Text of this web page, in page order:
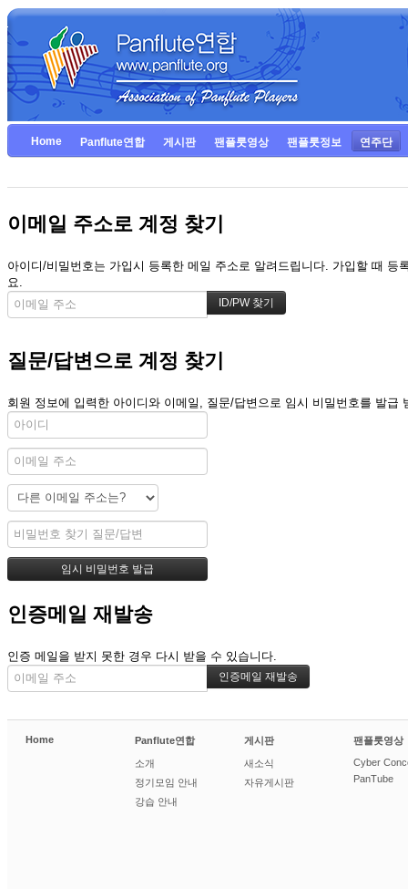
Home Panflute연합 게시판 팬플룻영상 팬플룻정보 연주단
이메일 주소로 계정 찾기
아이디/비밀번호는 가입시 등록한 메일 주소로 알려드립니다. 가입할 때
요.
질문/답변으로 계정 찾기
회원 정보에 입력한 아이디와 이메일, 질문/답변으로 임시 비밀번호를 발급
인증메일 재발송
인증 메일을 받지 못한 경우 다시 받을 수 있습니다.
Home Panflute연합
소개
정기모임 안내
강습 안내
게시판
새소식
자유게시판
팬플룻영상
Cyber
PanTube